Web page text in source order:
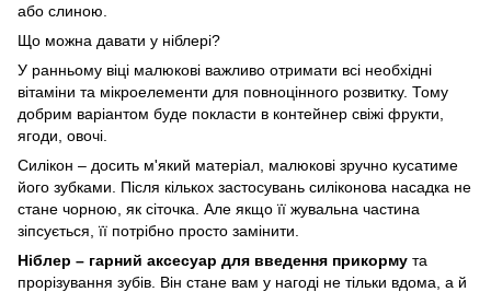
або слиною.
Що можна давати у ніблері?
У ранньому віці малюкові важливо отримати всі необхідні
вітаміни та мікроелементи для повноцінного розвитку. Тому
добрим варіантом буде покласти в контейнер свіжі фрукти,
ягоди, овочі.
Силікон – досить м'який матеріал, малюкові зручно кусатиме
його зубками. Після кількох застосувань силіконова насадка не
стане чорною, як сіточка. Але якщо її жувальна частина
зіпсується, її потрібно просто замінити.
Ніблер – гарний аксесуар для введення прикорму та
прорізування зубів. Він стане вам у нагоді не тільки вдома, а й